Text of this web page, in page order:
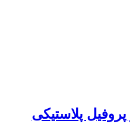
پلاستیکی